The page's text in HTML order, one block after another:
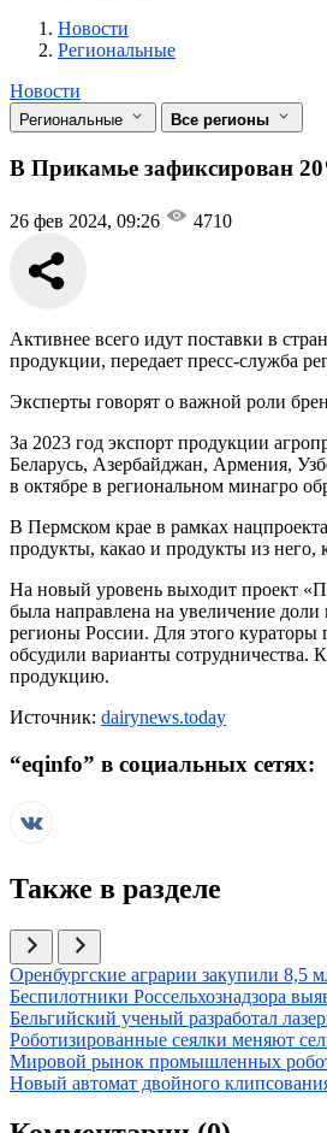
Новости
Разделы
Новости
Региональные
Новости
Региональные Все регионы
В Прикамье зафиксирован
26 фев 2024, 09:26 4710
Активнее всего идут поставки в
продукции, передает пресс-служба
Эксперты говорят о важной роли
За 2023 год экспорт продукции
Беларусь, Азербайджан, Армения,
в октябре в региональном минагро
В Пермском крае в рамках
продукты, какао и продукты из него,
На новый уровень выходит проект
была направлена на увеличение
регионы России. Для этого кураторы
обсудили варианты сотрудничества.
продукцию.
Источник: dairynews.today
“eqinfo” в социальных сетях:
Также в разделе
Иллюстрация новости
Оренбургские аграрии закупили 8,5
Иллюстрация новости
Беспилотники Россельхознадзора
Иллюстрация новости
Бельгийский ученый разработал
Иллюстрация новости
Роботизированные сеялки меняют
Иллюстрация новости
Мировой рынок промышленных
Иллюстрация новости
Новый автомат двойного